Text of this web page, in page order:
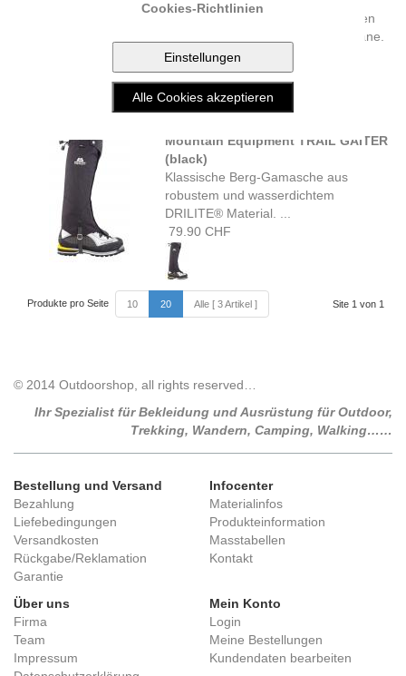
Cookies-Richtlinien
Wasser- und winddichte Gamaschen
aus Ripstop Nylon mit Dry-Membrane.
Leichte ...
47.90 CHF
Mountain Equipment TRAIL GAITER
(black)
Klassische Berg-Gamasche aus
robustem und wasserdichtem
DRILITE® Material. ...
79.90 CHF
Produkte pro Seite 10 20 Alle [ 3 Artikel ] Site 1 von 1
© 2014 Outdoorshop, all rights reserved…
Ihr Spezialist für Bekleidung und Ausrüstung für Outdoor,
Trekking, Wandern, Camping, Walking……
Bestellung und Versand
Bezahlung
Liefebedingungen
Versandkosten
Rückgabe/Reklamation
Garantie
Infocenter
Materialinfos
Produkteinformation
Masstabellen
Kontakt
Über uns
Firma
Team
Impressum
Mein Konto
Login
Meine Bestellungen
Kundendaten bearbeiten